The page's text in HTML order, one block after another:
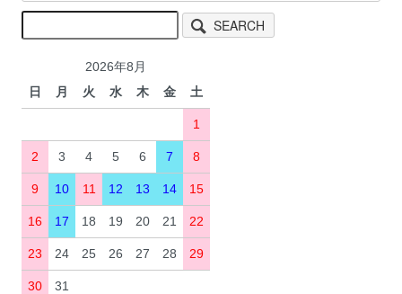
SEARCH
2026年8月
日
月 火 水 木 金 土
1
2 3 4 5 6 7 8
9 10 11 12 13 14 15
16 17 18 19 20 21 22
23 24 25 26 27 28 29
30
31